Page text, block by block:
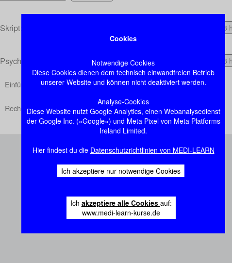
Cookies
Notwendige Cookies
Diese Cookies dienen dem technisch einwandfreien Betrieb
unserer Website und können nicht deaktiviert werden.
Analyse-Cookies
Diese Website nutzt Google Analytics, einen Webanalysedienst
der Google Inc. («Google») und Meta Pixel von Meta Platforms
Ireland Limited.
Hier findest du die Datenschutzrichtlinien von MEDI-LEARN
Ich akzeptiere nur notwendige Cookies
Ich akzeptiere alle Cookies auf:
www.medi-learn-kurse.de
Skript: ps4 1:38 h
Psychologie und Statistik 1:38 h
Einführung
Rechenbeispiele